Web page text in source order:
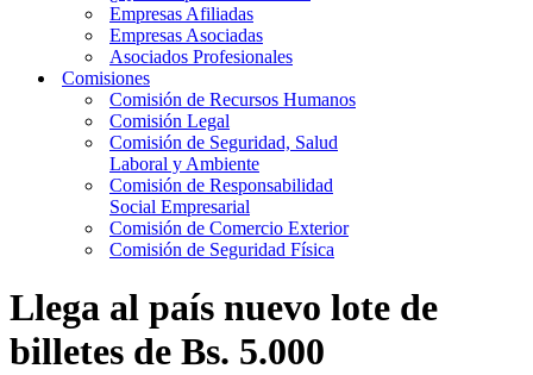
Empresas Afiliadas
Empresas Asociadas
Asociados Profesionales
Comisiones
Comisión de Recursos Humanos
Comisión Legal
Comisión de Seguridad, Salud
Laboral y Ambiente
Comisión de Responsabilidad
Social Empresarial
Comisión de Comercio Exterior
Comisión de Seguridad Física
Llega al país nuevo lote de
billetes de Bs. 5.000